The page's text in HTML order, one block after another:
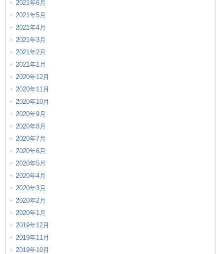
2021年6月
2021年5月
2021年4月
2021年3月
2021年2月
2021年1月
2020年12月
2020年11月
2020年10月
2020年9月
2020年8月
2020年7月
2020年6月
2020年5月
2020年4月
2020年3月
2020年2月
2020年1月
2019年12月
2019年11月
2019年10月